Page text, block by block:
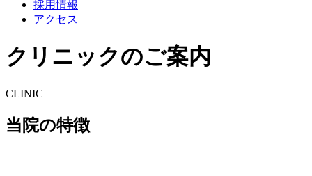
採用情報
アクセス
クリニックのご案内
CLINIC
当院の特徴